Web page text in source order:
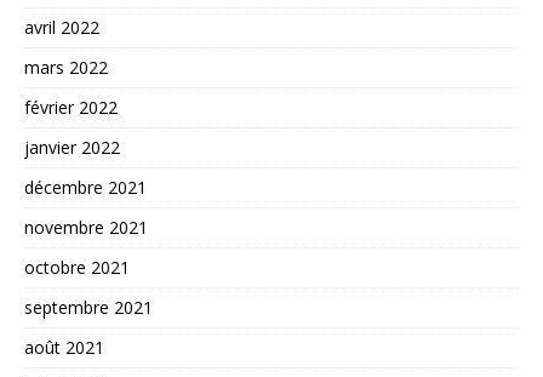
avril 2022
mars 2022
février 2022
janvier 2022
décembre 2021
novembre 2021
octobre 2021
septembre 2021
août 2021